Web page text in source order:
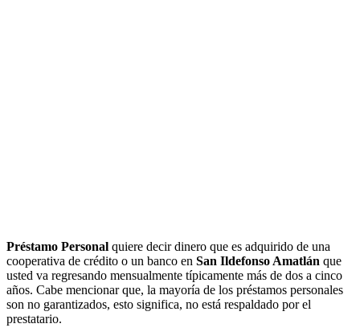
Préstamo Personal quiere decir dinero que es adquirido de una
cooperativa de crédito o un banco en San Ildefonso Amatlán que
usted va regresando mensualmente típicamente más de dos a cinco
años. Cabe mencionar que, la mayoría de los préstamos personales
son no garantizados, esto significa, no está respaldado por el
prestatario.